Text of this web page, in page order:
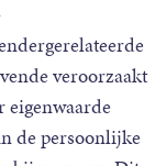
veroorzaakt
eigenwaarde
de persoonlijke